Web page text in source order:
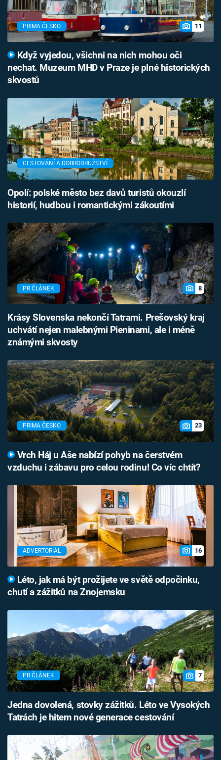
PRIMA ČESKO 11
Když vyjedou, všichni na nich mohou oči
nechat. Muzeum MHD v Praze je plné historických
skvostů
CESTOVÁNÍ A DOBRODRUŽSTVÍ
Opolí: polské město bez davů turistů okouzlí
historií, hudbou i romantickými zákoutími
PR ČLÁNEK 8
Krásy Slovenska nekončí Tatrami. Prešovský kraj
uchvátí nejen malebnými Pieninami, ale i méně
známými skvosty
PRIMA ČESKO 23
Vrch Háj u Aše nabízí pohyb na čerstvém
vzduchu i zábavu pro celou rodinu! Co víc chtít?
ADVERTORIÁL 16
Léto, jak má být prožijete ve světě odpočinku,
chutí a zážitků na Znojemsku
PR ČLÁNEK 7
Jedna dovolená, stovky zážitků. Léto ve Vysokých
Tatrách je hitem nové generace cestování